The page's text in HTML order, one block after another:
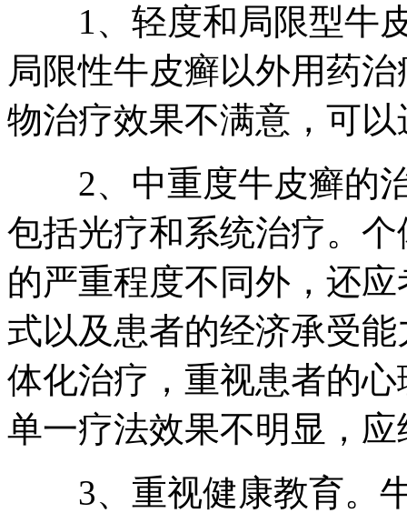
1、轻度和局限型牛皮
局限性牛皮癣以外用药
物治疗效果不满意，可
2、中重度牛皮癣的治
包括光疗和系统治疗。
的严重程度不同外，还
式以及患者的经济承受
体化治疗，重视患者的
单一疗法效果不明显，
3、重视健康教育。牛